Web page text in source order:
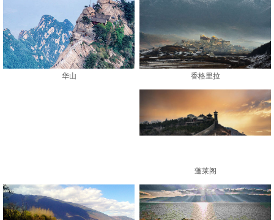
华山 香格里拉
蓬莱阁